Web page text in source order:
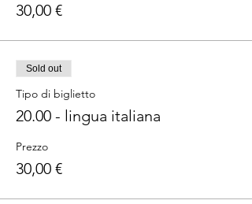
30,00 €
Sold out
Tipo di biglietto
20.00 - lingua italiana
Prezzo
30,00 €